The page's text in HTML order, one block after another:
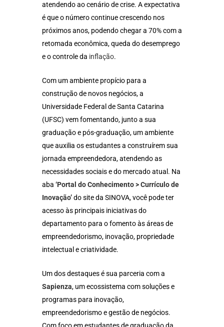
atendendo ao cenário de crise. A expectativa
é que o número continue crescendo nos
próximos anos, podendo chegar a 70% com a
retomada econômica, queda do desemprego
e o controle da inflação.
Com um ambiente propício para a
construção de novos negócios, a
Universidade Federal de Santa Catarina
(UFSC) vem fomentando, junto a sua
graduação e pós-graduação, um ambiente
que auxilia os estudantes a construírem sua
jornada empreendedora, atendendo as
necessidades sociais e do mercado atual. Na
aba ‘Portal do Conhecimento > Currículo de
Inovação’do site da SINOVA, você pode ter
acesso às principais iniciativas do
departamento para o fomento às áreas de
empreendedorismo, inovação, propriedade
intelectual e criatividade.
Um dos destaques é sua parceria com a
Sapienza, um ecossistema com soluções e
programas para inovação,
empreendedorismo e gestão de negócios.